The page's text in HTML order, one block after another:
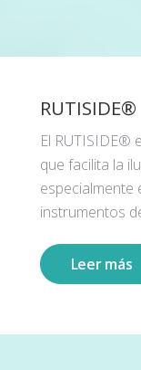
RUTISIDE®
El RUTISIDE®
que facilita la
especialmente
instrumentos
Leer más